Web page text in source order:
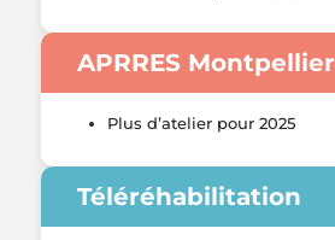
APRRES Montpellier
Plus d’atelier pour 2025
Téléréhabilitation